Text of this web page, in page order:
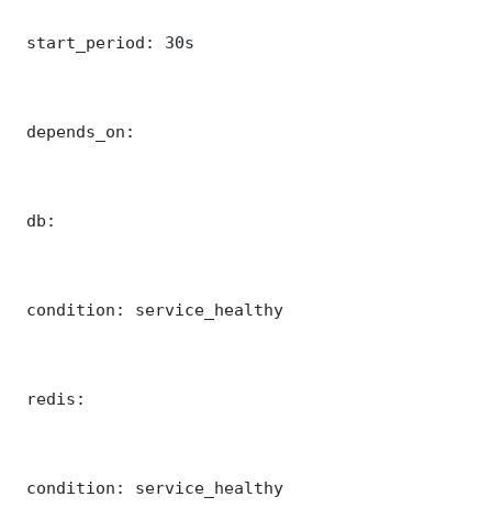
start_period: 30s
depends_on:
db:
condition: service_healthy
redis:
condition: service_healthy